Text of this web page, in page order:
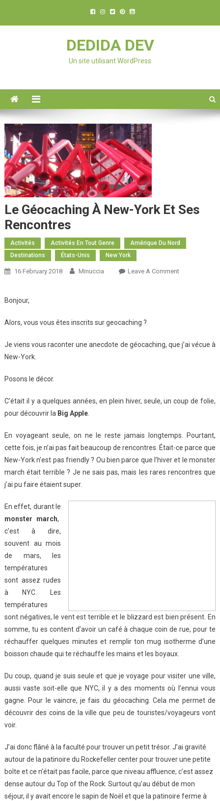
DEDIDA DEV
Un site utilisant WordPress
Le Géocaching À New-York Et Ses
Rencontres
Activités Activités En Tout Genre
Amérique Du Nord
Destinations
États-Unis New York
16 February 2018 Minuccia Leave A CommentOn Le
Bonjour,
Alors, vous vous êtes inscrits sur geocaching ?
Je viens vous raconter une anecdote de géocaching, que j’ai vécue à
New-York.
Posons le décor.
C’était il y a quelques années, en plein hiver, seule, un coup de folie,
pour découvrir la Big Apple.
En voyageant seule, on ne le reste jamais longtemps. Pourtant,
cette fois, je n’ai pas fait beaucoup de rencontres. Était-ce parce que
New-York n’est pas friendly ? Ou bien parce que l’hiver et le monster
march était terrible ? Je ne sais pas, mais les rares rencontres que
j’ai pu faire étaient super.
En effet, durant le
monster march,
c’est à dire,
souvent au mois
de mars, les
températures
sont assez rudes
à NYC. Les
températures
sont négatives, le vent est terrible et le blizzard est bien présent. En
somme, tu es content d’avoir un café à chaque coin de rue, pour te
réchauffer quelques minutes et remplir ton mug isotherme d’une
boisson chaude qui te réchauffe les mains et les boyaux.
Du coup, quand je suis seule et que je voyage pour visiter une ville,
aussi vaste soit-elle que NYC, il y a des moments où l’ennui vous
gagne. Pour le vaincre, je fais du géocaching. Cela me permet de
découvrir des coins de la ville que peu de touristes/voyageurs vont
voir.
J’ai donc flâné à la faculté pour trouver un petit trésor. J’ai gravité
autour de la patinoire du Rockefeller center pour trouver une petite
boîte et ce n’était pas facile, parce que niveau affluence, c’est assez
dense autour du Top of the Rock. Surtout qu’au début de mon
séjour, il y avait encore le sapin de Noël et que la patinoire ferme à